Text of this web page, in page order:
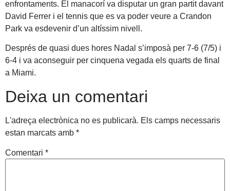
enfrontaments. El manacorí va disputar un gran partit davant
David Ferrer i el tennis que es va poder veure a Crandon
Park va esdevenir d’un altíssim nivell.
Després de quasi dues hores Nadal s’imposà per 7-6 (7/5) i
6-4 i va aconseguir per cinquena vegada els quarts de final
a Miami.
Deixa un comentari
L'adreça electrònica no es publicarà. Els camps necessaris
estan marcats amb *
Comentari *